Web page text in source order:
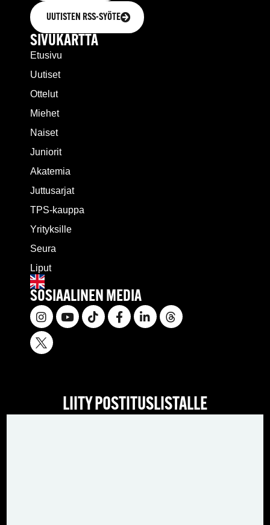
UUTISTEN RSS-SYÖTE
SIVUKARTTA
Etusivu
Uutiset
Ottelut
Miehet
Naiset
Juniorit
Akatemia
Juttusarjat
TPS-kauppa
Yrityksille
Seura
Liput
SOSIAALINEN MEDIA
LIITY POSTITUSLISTALLE